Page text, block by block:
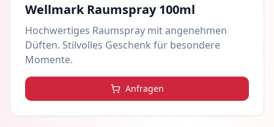
Wellmark Raumspray 100ml
Hochwertiges Raumspray mit angenehmen
Düften. Stilvolles Geschenk für besondere
Momente.
Anfragen